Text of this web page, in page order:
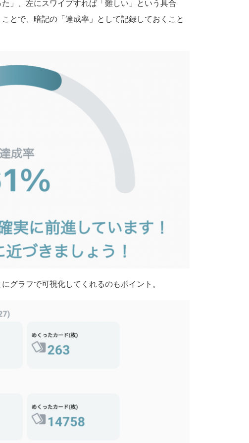
」、左にスワイプすれば「難しい」という具合
とで、暗記の「達成率」として記録しておくこと
グラフで可視化してくれるのもポイント。